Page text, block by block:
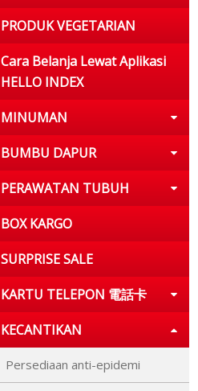
PRODUK VEGETARIAN
Cara Belanja Lewat Aplikasi
HELLO INDEX
MINUMAN
BUMBU DAPUR
PERAWATAN TUBUH
BOX KARGO
SURPRISE SALE
KARTU TELEPON 電話卡
KECANTIKAN
Persediaan anti-epidemi